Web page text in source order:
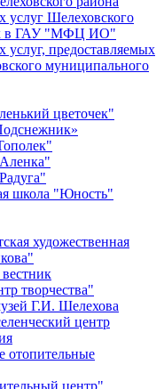
услуг Шелеховского
в ГАУ "МФЦ ИО"
предоставляемых
муниципального
цветочек"
школа "Юность"
художественная
творчества"
Г.И. Шелехова
центр
центр"